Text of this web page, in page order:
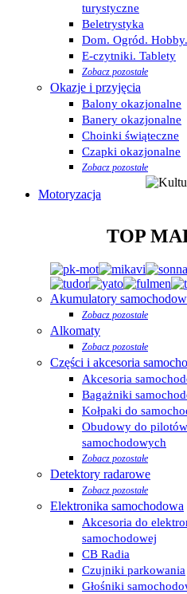
turystyczne
Beletrystyka
Dom. Ogród.
E-czytniki. Tablety
Zobacz pozostałe
Okazje i przyjęcia
Balony okazjonalne
Banery okazjonalne
Choinki świąteczne
Czapki okazjonalne
Zobacz pozostałe
Motoryzacja
TOP
Akumulatory
Zobacz pozostałe
Alkomaty
Zobacz pozostałe
Części i akcesoria
Akcesoria
Bagażniki
Kołpaki do
Obudowy do pilotów
samochodowych
Zobacz pozostałe
Detektory radarowe
Zobacz pozostałe
Elektronika samochodowa
Akcesoria do
samochodowej
CB Radia
Czujniki parkowania
Głośniki